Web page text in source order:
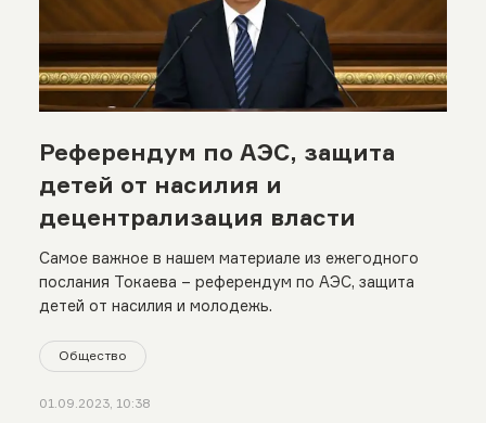
Референдум по АЭС, защита
детей от насилия и
децентрализация власти
Самое важное в нашем материале из ежегодного
послания Токаева – референдум по АЭС, защита
детей от насилия и молодежь.
Общество
01.09.2023, 10:38